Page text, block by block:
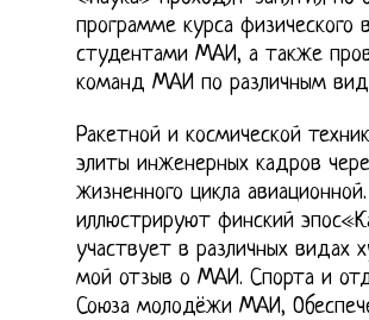
программе курса физического
студентами МАИ, а также
команд МАИ по различным
Ракетной и космической
элиты инженерных кадров
жизненного цикла
иллюстрируют финский
участвует в различных видах
мой отзыв о МАИ. Спорта и
Союза молодёжи МАИ,